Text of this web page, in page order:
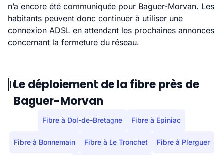
n’a encore été communiquée pour Baguer-Morvan. Les
habitants peuvent donc continuer à utiliser une
connexion ADSL en attendant les prochaines annonces
concernant la fermeture du réseau.
Le déploiement de la fibre près de
Baguer-Morvan
Fibre à Dol-de-Bretagne Fibre à Epiniac
Fibre à Bonnemain Fibre à Le Tronchet Fibre à Plerguer